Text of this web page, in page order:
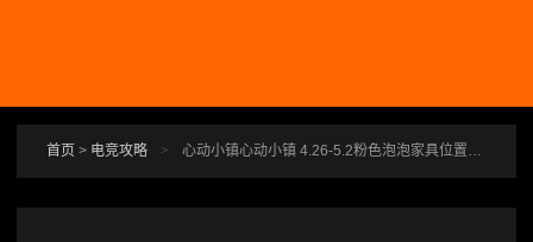
首页 > 电竞攻略 > 心动小镇心动小镇 4.26-5.2粉色泡泡家具位置攻略